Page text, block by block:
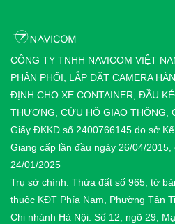
CÔNG TY TNHH NAVICOM VIỆT
PHÂN PHỐI, LẮP ĐẶT CAMERA
ĐỊNH CHO XE CONTAINER, ĐẦU
THƯƠNG, CỨU HỘ GIAO THÔNG,
Giấy ĐKKD số 2400766145 do sở
Giang cấp lần đầu ngày 26/04/
24/01/2025
Trụ sở chính: Thửa đất số 965, tờ
thuộc KĐT Phía Nam, Phường Tân
Chi nhánh Hà Nội: Số 12, ngõ 29,